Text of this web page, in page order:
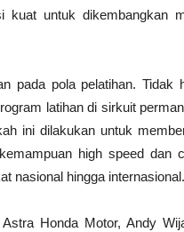
untuk dikembangkan
pada pola pelatihan. Tidak
latihan di sirkuit
ini dilakukan untuk
high speed dan
nasional hingga internasional.
Honda Motor, Andy